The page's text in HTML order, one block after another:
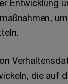
Entwicklung
die auf